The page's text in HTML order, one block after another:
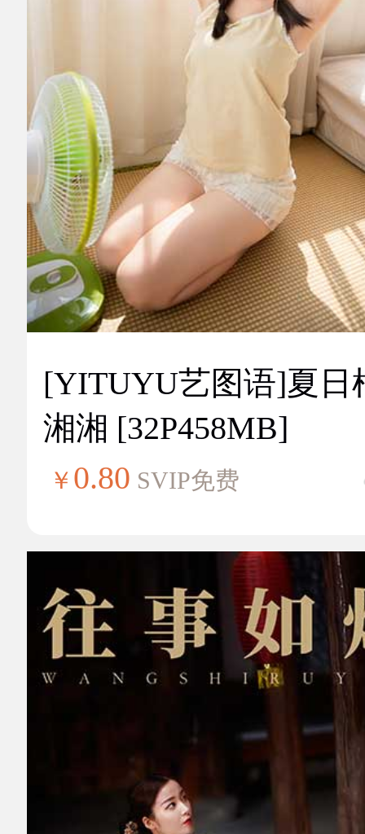
[YITUYU艺图语]夏日
湘湘 [32P458MB]
￥ 0.80 SVIP免费